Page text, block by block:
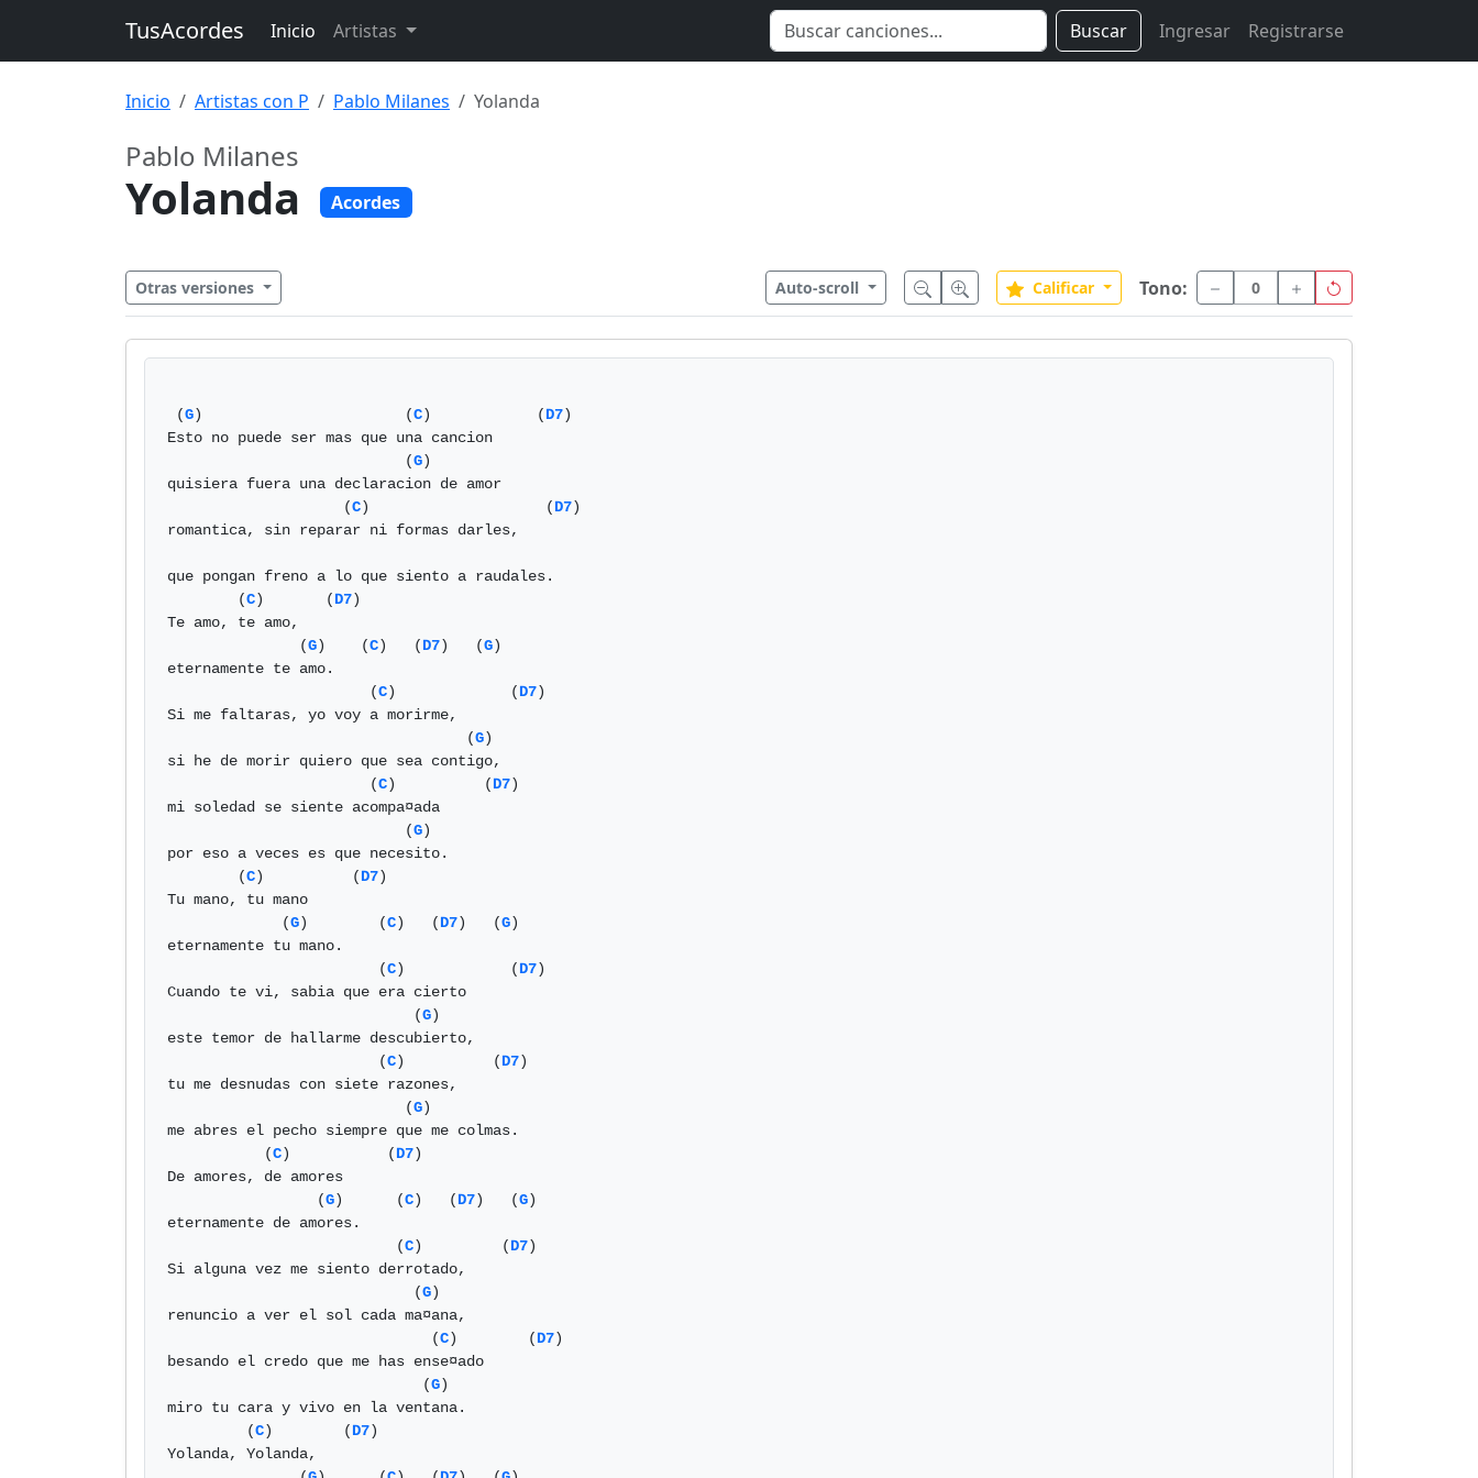
TusAcordes Inicio Artistas Buscar Ingresar Registrarse
Inicio Artistas con P Pablo Milanes Yolanda
Pablo Milanes
Yolanda Acordes
Otras versiones Auto-scroll Calificar Tono: 0
(G)                       (C)            (D7)
Esto no puede ser mas que una cancion
                           (
G)
quisiera fuera una declaracion de amor
                    (
C)                    (D7)
romantica, sin reparar ni formas darles,
que pongan freno a lo que siento a raudales.
        (
C)       (D7)
Te amo, te amo,
               (
G)    (C)   (D7)   (G)
eternamente te amo.
                       (
C)             (D7)
Si me faltaras, yo voy a morirme,
                                  (
G)
si he de morir quiero que sea contigo,
                       (
C)          (D7)
mi soledad se siente acompa¤ada
                           (
G)
por eso a veces es que necesito.
        (
C)          (D7)
Tu mano, tu mano
             (
G)        (C)   (D7)   (G)
eternamente tu mano.
                        (
C)            (D7)
Cuando te vi, sabia que era cierto
                            (
G)
este temor de hallarme descubierto,
                        (
C)          (D7)
tu me desnudas con siete razones,
                           (
G)
me abres el pecho siempre que me colmas.
           (
C)           (D7)
De amores, de amores
                 (
G)      (C)   (D7)   (G)
eternamente de amores.
                          (
C)         (D7)
Si alguna vez me siento derrotado,
                            (
G)
renuncio a ver el sol cada ma¤ana,
                              (
C)        (D7)
besando el credo que me has ense¤ado
                             (
G)
miro tu cara y vivo en la ventana.
         (
C)        (D7)
Yolanda, Yolanda,